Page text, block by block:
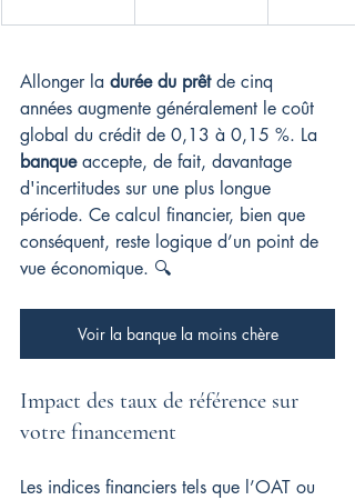
Allonger la durée du prêt de cinq
années augmente généralement le coût
global du crédit de 0,13 à 0,15 %. La
banque accepte, de fait, davantage
d'incertitudes sur une plus longue
période. Ce calcul financier, bien que
conséquent, reste logique d’un point de
vue économique. 🔍
Voir la banque la moins chère
Impact des taux de référence sur
votre financement
Les indices financiers tels que l’OAT ou